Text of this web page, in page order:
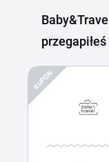
przegapiłeś
KUPÓN